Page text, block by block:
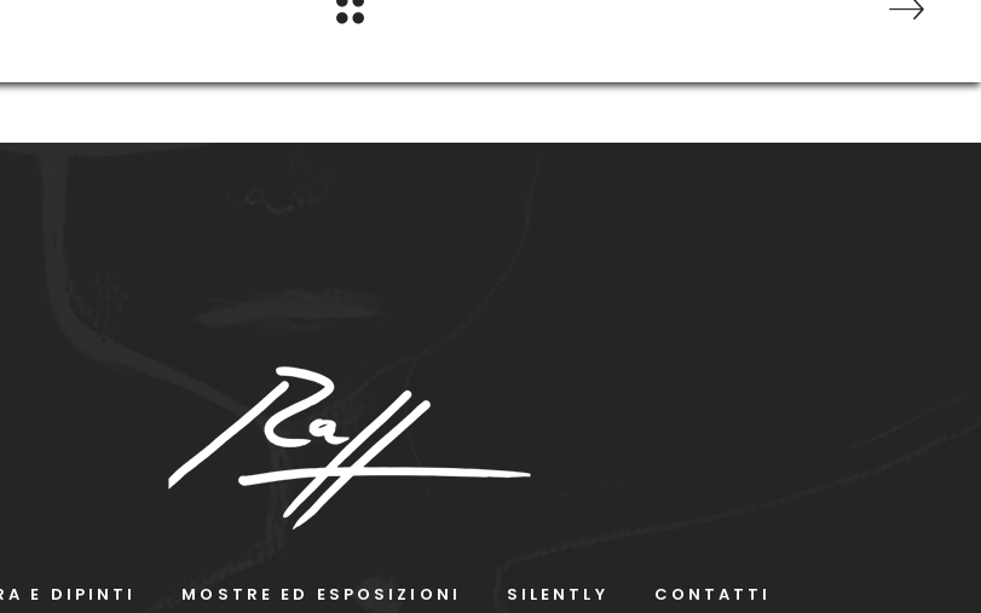
E DIPINTI MOSTRE ED ESPOSIZIONI SILENTLY CONTATTI